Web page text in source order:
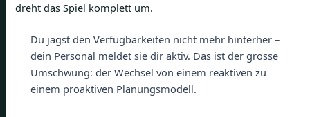
dreht das Spiel komplett um.
Du jagst den Verfügbarkeiten nicht mehr hinterher –
dein Personal meldet sie dir aktiv. Das ist der grosse
Umschwung: der Wechsel von einem reaktiven zu
einem proaktiven Planungsmodell.